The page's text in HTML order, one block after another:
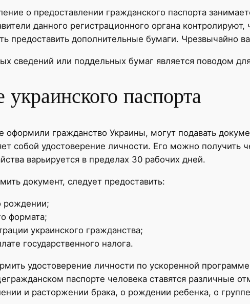
о предоставлении гражданского паспорта
данного регистрационного органа
предоставить дополнительные бумаги.
сведений или поддельных бумаг является поводом
паспорта
гражданство Украины, могут подавать
собой удостоверение личности. Его можно получить
варьируется в пределах 30 рабочих дней.
документ, следует предоставить:
рождении;
формата;
украинского гражданства;
государственного налога.
удостоверение личности по ускоренной
паспорте человека ставятся различные
и расторжении брака, о рождении ребенка, о